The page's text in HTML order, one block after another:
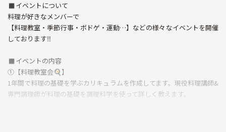
◼️イベントについて
料理が好きなメンバーで
【料理教室・季節行事・ボドゲ・運動…】などの様々なイベントを開催
しております‼️
◼️イベントの内容
①【料理教室会🍳】
1年間で料理の基礎を学ぶカリキュラムを作成してます。現役料理講師&
専門調理師が料理の基礎を調理科学を使って詳しく教えます。